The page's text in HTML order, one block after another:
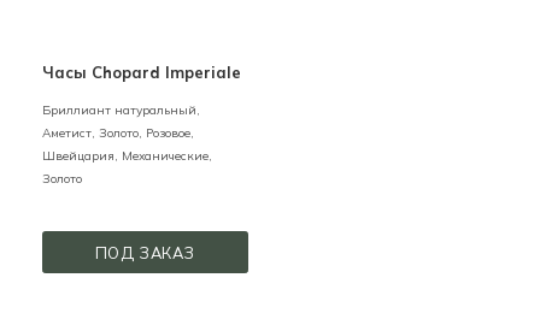
Часы Chopard Imperiale
Бриллиант натуральный,
Аметист, Золото, Розовое,
Швейцария, Механические,
Золото
ПОД ЗАКАЗ